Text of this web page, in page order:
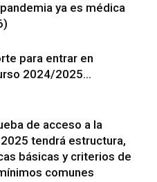
ya es médica
para entrar en
2024/2025…
de acceso a la
tendrá estructura,
básicas y criterios de
comunes